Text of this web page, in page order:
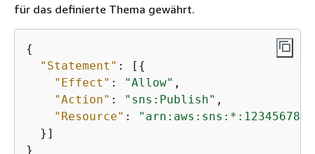
für das definierte Thema gewährt.
{
"Statement" : [ {
"Effect" : "Allow" ,
"Action" : "sns:Publish" ,
"Resource" :
  }]
}